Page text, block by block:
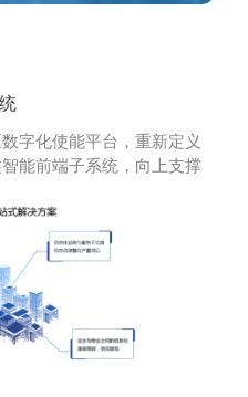
字化使能平台，重新定义
能前端子系统，向上支撑